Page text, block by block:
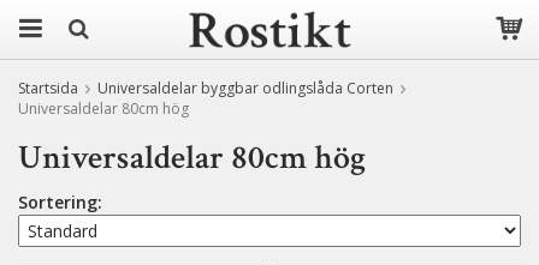
Startsida
Universaldelar byggbar odlingslåda Corten
Universaldelar 80cm hög
Universaldelar 80cm hög
Sortering: